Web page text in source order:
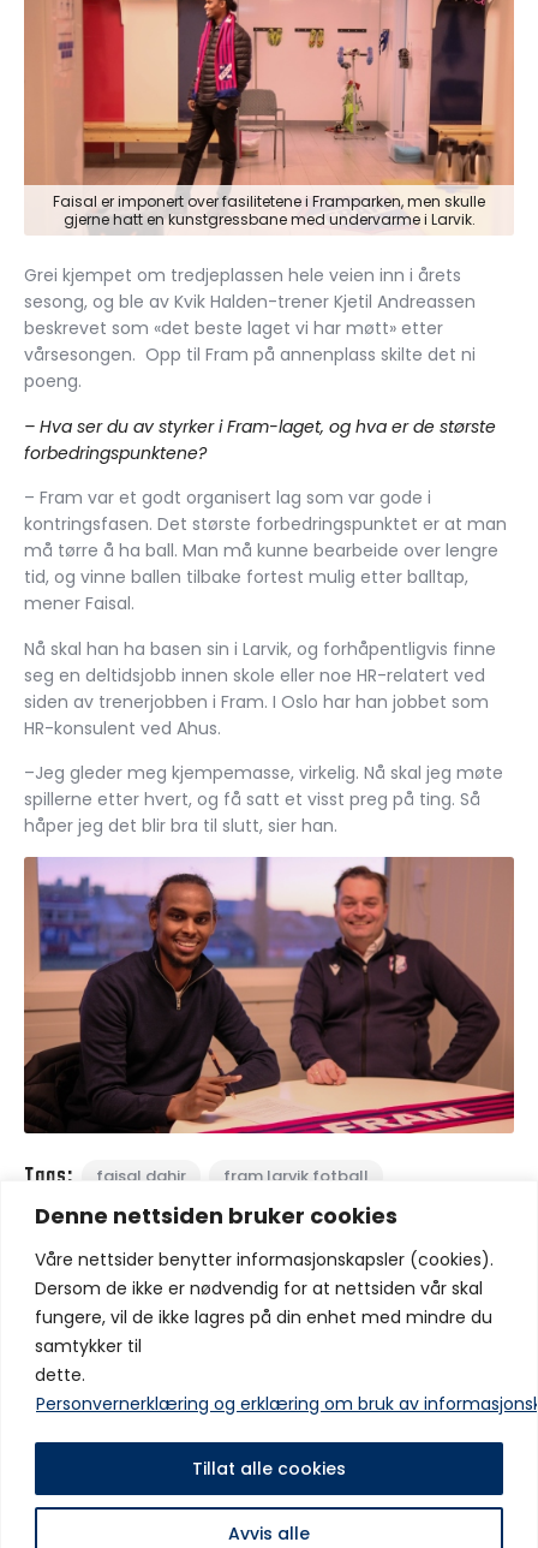
Denne nettsiden bruker cookies
Våre nettsider benytter informasjonskapsler (cookies).
Dersom de ikke er nødvendig for at nettsiden vår skal
fungere, vil de ikke lagres på din enhet med mindre du
samtykker til
dette.
Personvernerklæring og erklæring om bruk av
Avvis alle
Tillat alle cookies
Faisal er imponert over fasilitetene i Framparken, men skulle
gjerne hatt en kunstgressbane med undervarme i Larvik.
Grei kjempet om tredjeplassen hele veien inn i årets
sesong, og ble av Kvik Halden-trener Kjetil Andreassen
beskrevet som «det beste laget vi har møtt» etter
vårsesongen. Opp til Fram på annenplass skilte det ni
poeng.
– Hva ser du av styrker i Fram-laget, og hva er de største
forbedringspunktene?
– Fram var et godt organisert lag som var gode i
kontringsfasen. Det største forbedringspunktet er at man
må tørre å ha ball. Man må kunne bearbeide over lengre
tid, og vinne ballen tilbake fortest mulig etter balltap,
mener Faisal.
Nå skal han ha basen sin i Larvik, og forhåpentligvis finne
seg en deltidsjobb innen skole eller noe HR-relatert ved
siden av trenerjobben i Fram. I Oslo har han jobbet som
HR-konsulent ved Ahus.
–Jeg gleder meg kjempemasse, virkelig. Nå skal jeg møte
spillerne etter hvert, og få satt et visst preg på ting. Så
håper jeg det blir bra til slutt, sier han.
Tags: faisal dahir
fram larvik fotball
hovedtrener
norsk tipping ligaen
Del:
Forrige innlegg
forlenger ikke samarbeidet
Neste innlegg
kveld: – Vil spille i hjembyen
Copyright © IF Fram 2025 Alle rettigheter er reservert